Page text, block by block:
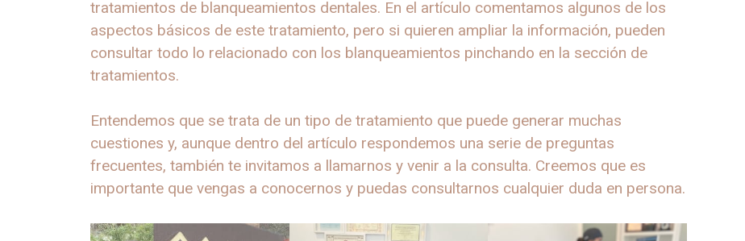
tratamientos de blanqueamientos dentales. En el artículo comentamos algunos de los
aspectos básicos de este tratamiento, pero si quieren ampliar la información, pueden
consultar todo lo relacionado con los blanqueamientos pinchando en la sección de
tratamientos.
Entendemos que se trata de un tipo de tratamiento que puede generar muchas
cuestiones y, aunque dentro del artículo respondemos una serie de preguntas
frecuentes, también te invitamos a llamarnos y venir a la consulta. Creemos que es
importante que vengas a conocernos y puedas consultarnos cualquier duda en persona.